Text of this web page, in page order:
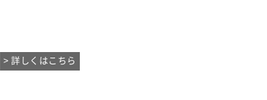
> 詳しくはこちら